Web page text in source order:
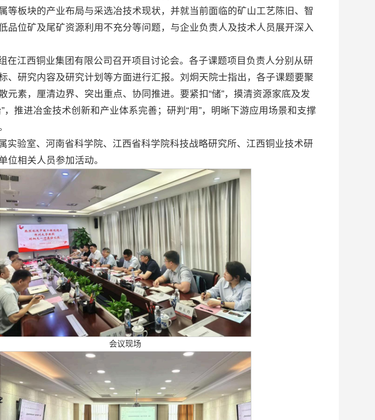
等板块的产业布局与采选冶技术现状，并就当前面临的矿山工艺陈旧、智
品位矿及尾矿资源利用不充分等问题，与企业负责人及技术人员展开深入
在江西铜业集团有限公司召开项目讨论会。各子课题项目负责人分别从研
、研究内容及研究计划等方面进行汇报。刘炯天院士指出，各子课题要聚
元素，厘清边界、突出重点、协同推进。要紧扣“储”，摸清资源家底及发
，推进冶金技术创新和产业体系完善；研判“用”，明晰下游应用场景和支撑
实验室、河南省科学院、江西省科学院科技战略研究所、江西铜业技术研
位相关人员参加活动。
会议现场